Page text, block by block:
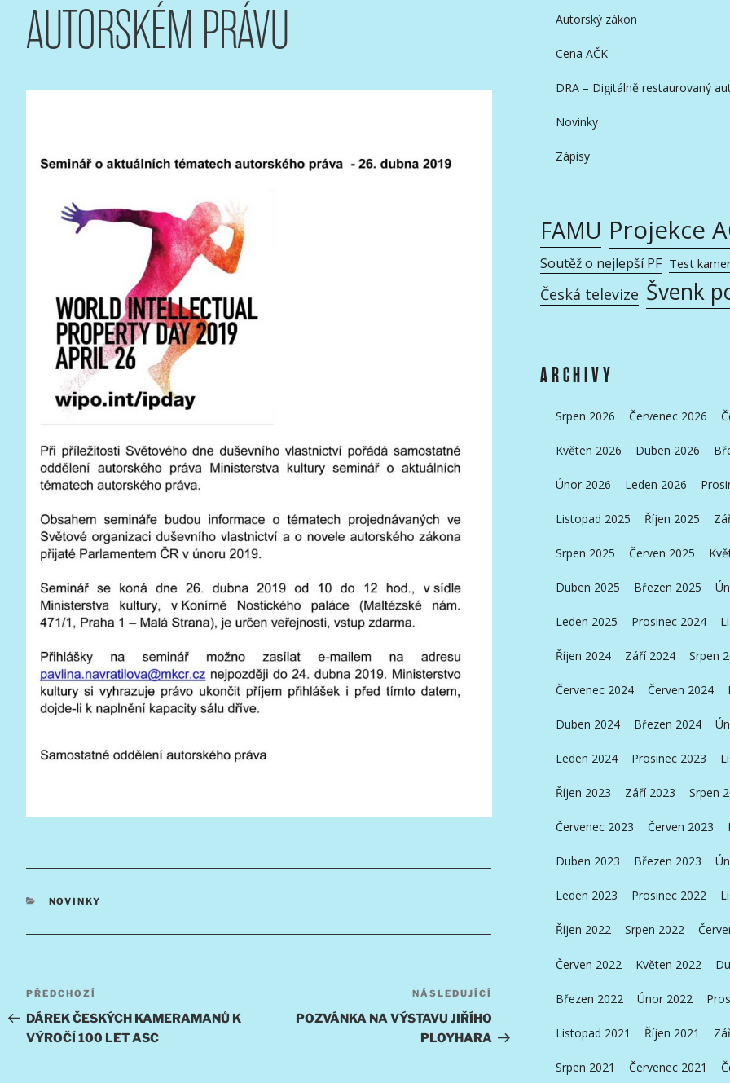
AUTORSKÉM PRÁVU
RUBRIKY
NOVINKY
Navigace
pro
příspěvek
Předchozí
příspěvek
PŘEDCHOZÍ
DÁREK ČESKÝCH KAMERAMANŮ K
VÝROČÍ 100 LET ASC
Následující
příspěvek
NÁSLEDUJÍCÍ
POZVÁNKA NA VÝSTAVU JIŘÍHO
PLOYHARA
Autorský zákon
Cena AČK
DRA – Digitálně restaurovaný
Novinky
Zápisy
FAMU Projekce
Soutěž o nejlepší PF Test
Česká televize Švenk
ARCHIVY
Srpen 2026 Červenec 2026
Květen 2026 Duben 2026
Únor 2026 Leden 2026
Listopad 2025 Říjen 2025
Srpen 2025 Červen 2025
Duben 2025 Březen 2025
Leden 2025 Prosinec 2024
Říjen 2024 Září 2024 Srpen
Červenec 2024 Červen 2024
Duben 2024 Březen 2024
Leden 2024 Prosinec 2023
Říjen 2023 Září 2023 Srpen
Červenec 2023 Červen 2023
Duben 2023 Březen 2023
Leden 2023 Prosinec 2022
Říjen 2022 Srpen 2022
Červen 2022 Květen 2022
Březen 2022 Únor 2022
Listopad 2021 Říjen 2021
Srpen 2021 Červenec 2021